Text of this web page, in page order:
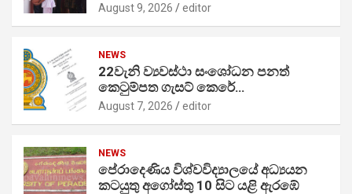
August 9, 2026 editor
NEWS
22වැනි ව්‍යවස්ථා සංශෝධන පනත්
කෙටුම්පත ගැසට් කෙරේ…
August 7, 2026 editor
NEWS
පේරාදෙණිය විශ්වවිද්‍යාලයේ අධ්‍යයන
කටයුතු අගෝස්තු 10 සිට යළි ඇරඹේ